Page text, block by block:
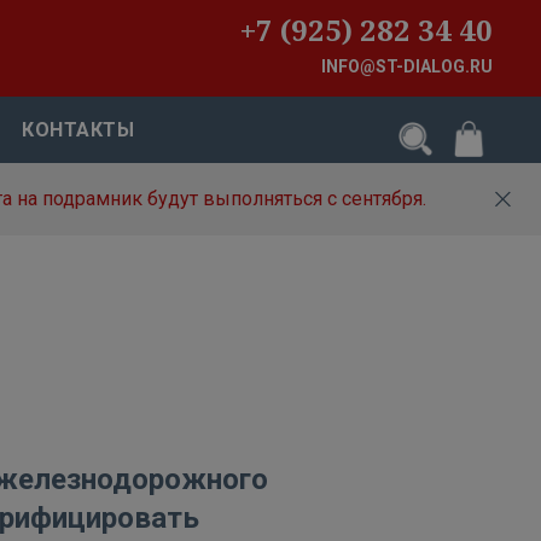
+7 (925) 282 34 40
INFO@ST-DIALOG.RU
КОНТАКТЫ
подрамник будут выполняться с сентября.